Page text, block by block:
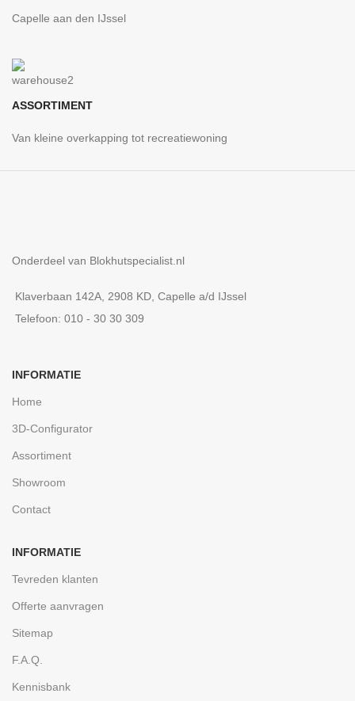
Capelle aan den IJssel
ASSORTIMENT
Van kleine overkapping tot recreatiewoning
Onderdeel van Blokhutspecialist.nl
Klaverbaan 142A, 2908 KD, Capelle a/d IJssel
Telefoon: 010 - 30 30 309
INFORMATIE
Home
3D-Configurator
Assortiment
Showroom
Contact
INFORMATIE
Tevreden klanten
Offerte aanvragen
Sitemap
F.A.Q.
Kennisbank